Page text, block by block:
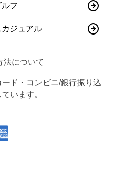
ルフ
ジュアル
法について
ド・コンビニ/銀行振り込
います。